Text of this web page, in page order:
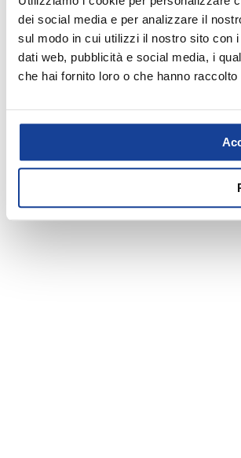
dei social media e per analizzare il
sul modo in cui utilizzi il nostro sito con
dati web, pubblicità e social media, i
che hai fornito loro o che hanno
CALCIO
PISCINA
MONTAGNA ATTREZZO
MONTAGNA
CITYWEAR
Montaggio sci
Noleggio attrezzo sci
Forniture sportive
Ritiro e resi acquisiti online
negozi KING puoi trovare la selezione dei
fashion e sportivi di abbigliamento, calzature e
40 punti vendita in 6 regioni diverse: Marche,
Romagna, Abruzzo, Lazio e Piemonte. Il
nello store più vicino a te e online su